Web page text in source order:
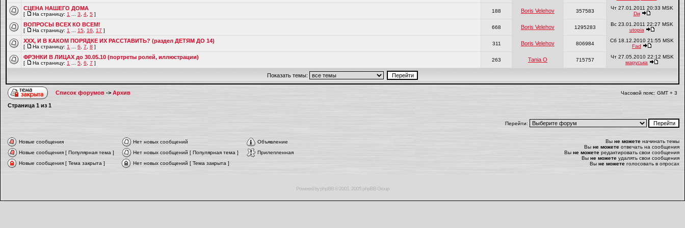
СЦЕНА НАШЕГО ДОМА
[ На страницу: 1 3 4 5 ]
188 Boris Velehov 357583
Чт 27.01.2011 20:33 MSK
Dи
ВОПРОСЫ ВСЕХ КО ВСЕМ!
[ На страницу: 1 15 16 17 ]
668 Boris Velehov 1295283
Вс 23.01.2011 22:27 MSK
utopiа
ХХХ, И В КАКОМ ПОРЯДКЕ ИХ РАССТАВИТЬ? (раздел ДЕТЯМ ДО 14)
[ На страницу: 1 6 7 8 ]
311 Boris Velehov 806984
Сб 18.12.2010 21:55 MSK
Fad
ФРЭНКИ В ЛИЦАХ до 30.05.10 (портреты ролей, иллюстрации)
[ На страницу: 1 5 6 7 ]
263 Tania O 715757
Чт 27.05.2010 22:12 MSK
маруська
Показать темы:
Список форумов -> Архив Часовой пояс: GMT + 3
Страница 1 из 1
Перейти:
Новые сообщения Нет новых сообщений
Объявление
Новые сообщения [ Популярная тема ]
Нет новых сообщений [ Популярная тема ]
Прилепленная
Новые сообщения [ Тема закрыта ]
Нет новых сообщений [ Тема закрыта ]
Вы не можете начинать темы
Вы не можете отвечать на сообщения
Вы не можете редактировать свои сообщения
Вы не можете удалять свои сообщения
Вы не можете голосовать в опросах
Powered byphpBB© 2001, 2005 phpBB Group